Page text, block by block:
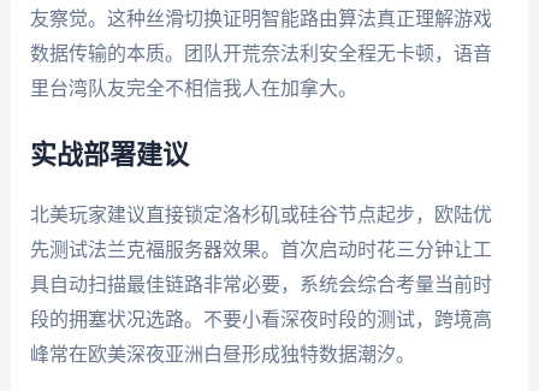
友察觉。这种丝滑切换证明智能路由算法真正理解游戏
数据传输的本质。团队开荒奈法利安全程无卡顿，语音
里台湾队友完全不相信我人在加拿大。
实战部署建议
北美玩家建议直接锁定洛杉矶或硅谷节点起步，欧陆优
先测试法兰克福服务器效果。首次启动时花三分钟让工
具自动扫描最佳链路非常必要，系统会综合考量当前时
段的拥塞状况选路。不要小看深夜时段的测试，跨境高
峰常在欧美深夜亚洲白昼形成独特数据潮汐。